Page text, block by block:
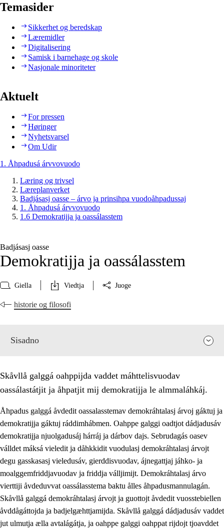
Temasider
Sikkerhet og beredskap
Læremidler
Digitalisering
Samisk i barnehage og skole
Nasjonale minoriteter
Aktuelt
For pressen
Høringer
Nyhetsvarsel
Om Udir
1. Åhpadusá árvvovuodo
Læring og trivsel
Læreplanverket
Badjásasj oasse – árvo ja prinsihpa vuodoåhpadussaj
1. Åhpadusá árvvovuodo
1.6 Demokratijja ja oassálasstem
Badjásasj oasse
Demokratijja ja oassálasstem
Giella Viedtja Juoge
historie og filosofi
Sisadno
1. Åhpadusá árvvovuodo
1.1 Almasjárvvo
1.2 Identitiehtta ja kultuvralasj moattevuohta
Skåvllå galggá oahppijda vaddet máhttelisvuodav
oassálastátjit ja åhpatjit mij demokratijja le almmaláhkáj.
Åhpadus galggá åvdedit oassalasstemav demokráhtalasj árvoj gáktuj ja
demokratijja gáktuj ráddimhábmen. Oahppe galggi oadtjot dádjadusáv
demokratijja njuolgadusáj hárráj ja dárbov dajs. Sebrudagás oasev
válldet máksá vieledit ja dåhkkidit vuodulasj demokráhtalasj árvojt
degu gasskasasj vieledusáv, gierddisvuodav, ájnegattjaj jáhko- ja
moalggemfriddjavuodav ja friddja válljimijt. Demokráhtalasj árvo
vierttiji åvdeduvvat oassálasstema baktu ålles åhpadusmannulagán.
Skåvllå galggá demokráhtalasj árvojt ja guottojt åvdedit vuosstebiellen
åvddågáttojda ja badjelgæhttjamijda. Skåvllå galggá dádjadusáv vaddet
jut ulmutja ælla avtalágátja, ja oahppe galggi oahppat rijdojt tjoavddet